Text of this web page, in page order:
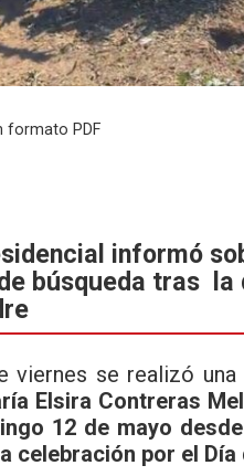
formato PDF
informó
búsqueda tras
viernes se realizó
Elsira Contreras
12 de mayo
celebración por el